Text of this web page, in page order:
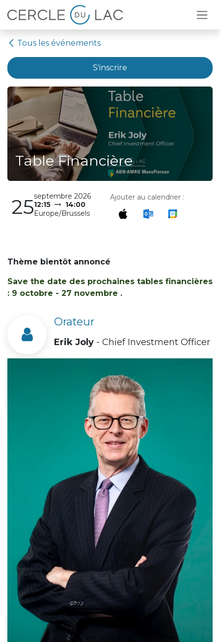
Se rendre au contenu
Tous les événements
S'inscrire
Table Financière
25septembre 2026
12:15
14:00
Europe/Brussels
Ajouter au calendrier :
Thème bientôt annoncé
Save the date des prochaines tables financières
: 9 octobre - 27 novembre .
Orateur
Erik Joly - Chief Investment Officer